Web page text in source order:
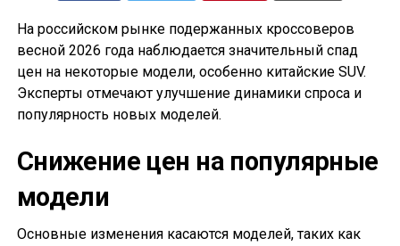
На российском рынке подержанных кроссоверов
весной 2026 года наблюдается значительный спад
цен на некоторые модели, особенно китайские SUV.
Эксперты отмечают улучшение динамики спроса и
популярность новых моделей.
Снижение цен на популярные
модели
Основные изменения касаются моделей, таких как